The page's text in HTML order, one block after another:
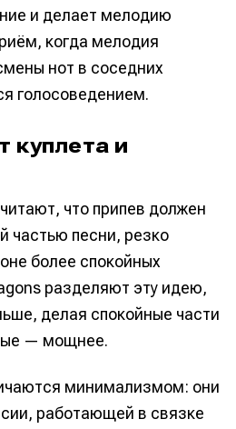
и делает мелодию
когда мелодия
нот в соседних
голосоведением.
куплета и
что припев должен
частью песни, резко
более спокойных
разделяют эту идею,
делая спокойные части
— мощнее.
минимализмом: они
работающей в связке